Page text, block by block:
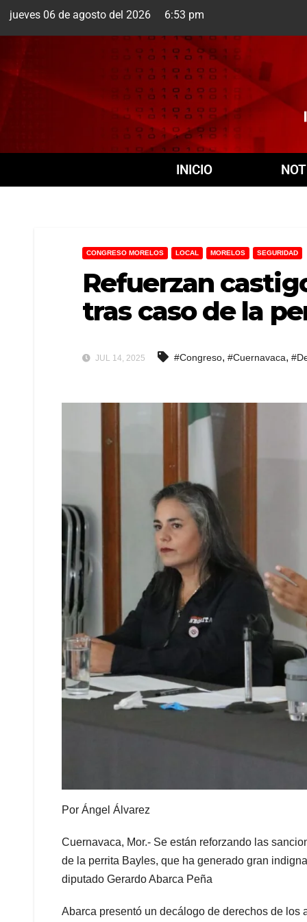
jueves 06 de agosto del 2026 6:53 pm
Cuernavaca
INICIO
CONGRESO MORELOS LOCAL MORELOS SEGURIDAD
Refuerzan
tras caso de la
JUL 14, 2025 #Congreso, #Cuernavaca,
Por Ángel Álvarez
Cuernavaca, Mor.- Se están reforzando las
de la perrita Bayles, que ha generado gran
diputado Gerardo Abarca Peña
Abarca presentó un decálogo de derechos de